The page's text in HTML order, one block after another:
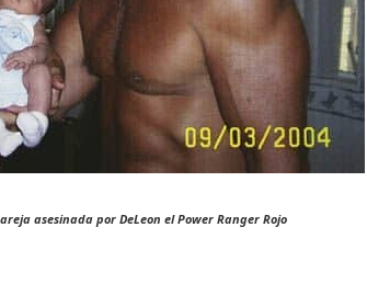
asesinada por DeLeon el Power Ranger Rojo